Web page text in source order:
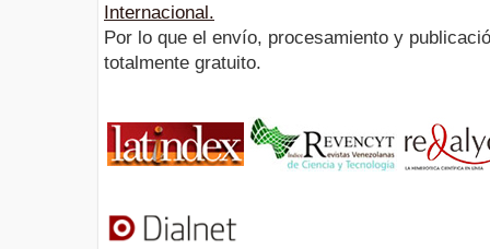
Internacional.
Por lo que el envío, procesamiento y
totalmente gratuito.